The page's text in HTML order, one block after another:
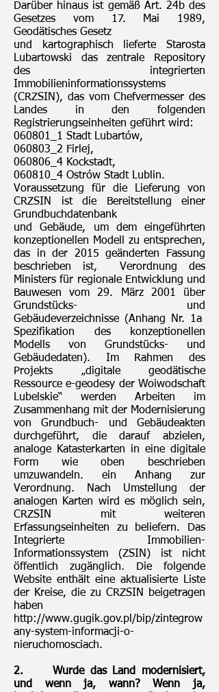
Darüber hinaus ist gemäß Art. 24b des
Gesetzes vom 17. Mai 1989,
Geodätisches Gesetz
und kartographisch lieferte Starosta
Lubartowski das zentrale Repository
des integrierten
Immobilieninformationssystems
(CRZSIN), das vom Chefvermesser des
Landes in den folgenden
Registrierungseinheiten geführt wird:
060801_1 Stadt Lubartów,
060803_2 Firlej,
060806_4 Kockstadt,
060810_4 Ostrów Stadt Lublin.
Voraussetzung für die Lieferung von
CRZSIN ist die Bereitstellung einer
Grundbuchdatenbank
und Gebäude, um dem eingeführten
konzeptionellen Modell zu entsprechen,
das in der 2015 geänderten Fassung
beschrieben ist, Verordnung des
Ministers für regionale Entwicklung und
Bauwesen vom 29. März 2001 über
Grundstücks- und
Gebäudeverzeichnisse (Anhang Nr. 1a
Spezifikation des konzeptionellen
Modells von Grundstücks- und
Gebäudedaten). Im Rahmen des
Projekts „digitale geodätische
Ressource e-geodesy der Woiwodschaft
Lubelskie“ werden Arbeiten im
Zusammenhang mit der Modernisierung
von Grundbuch- und Gebäudeakten
durchgeführt, die darauf abzielen,
analoge Katasterkarten in eine digitale
Form wie oben beschrieben
umzuwandeln. ein Anhang zur
Verordnung. Nach Umstellung der
analogen Karten wird es möglich sein,
CRZSIN mit weiteren
Erfassungseinheiten zu beliefern. Das
Integrierte Immobilien-
Informationssystem (ZSIN) ist nicht
öffentlich zugänglich. Die folgende
Website enthält eine aktualisierte Liste
der Kreise, die zu CRZSIN beigetragen
haben
http://www.gugik.gov.pl/bip/zintegrow
any-system-informacji-o-
nieruchomosciach.
2.
Wurde das Land modernisiert,
und wenn ja, wann? Wenn ja,